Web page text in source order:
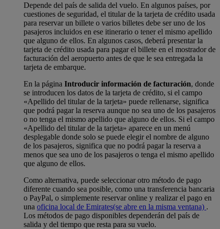
Depende del país de salida del vuelo. En algunos países, por
cuestiones de seguridad, el titular de la tarjeta de crédito usada
para reservar un billete o varios billetes debe ser uno de los
pasajeros incluidos en ese itinerario o tener el mismo apellido
que alguno de ellos. En algunos casos, deberá presentar la
tarjeta de crédito usada para pagar el billete en el mostrador de
facturación del aeropuerto antes de que le sea entregada la
tarjeta de embarque.
En la página Introducir información de facturación, donde
se introducen los datos de la tarjeta de crédito, si el campo
«Apellido del titular de la tarjeta» puede rellenarse, significa
que podrá pagar la reserva aunque no sea uno de los pasajeros
o no tenga el mismo apellido que alguno de ellos. Si el campo
«Apellido del titular de la tarjeta» aparece en un menú
desplegable donde solo se puede elegir el nombre de alguno
de los pasajeros, significa que no podrá pagar la reserva a
menos que sea uno de los pasajeros o tenga el mismo apellido
que alguno de ellos.
Como alternativa, puede seleccionar otro método de pago
diferente cuando sea posible, como una transferencia bancaria
o PayPal, o simplemente reservar online y realizar el pago en
una oficina local de Emirates(se abre en la misma ventana) .
Los métodos de pago disponibles dependerán del país de
salida y del tiempo que resta para su vuelo.